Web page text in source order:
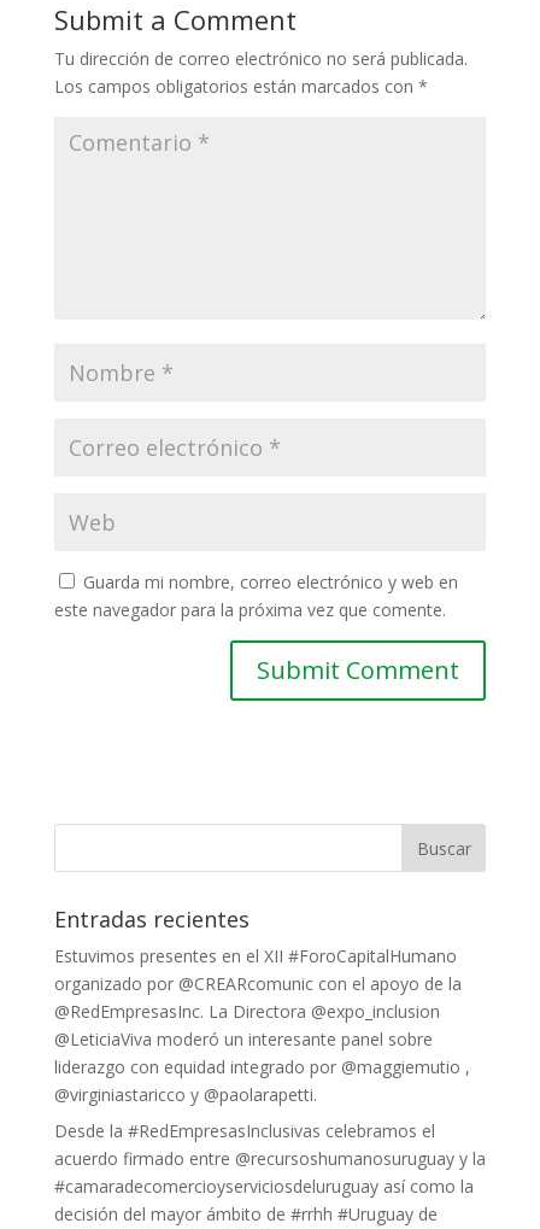
Submit a Comment
Tu dirección de correo electrónico no será publicada.
Los campos obligatorios están marcados con *
Guarda mi nombre, correo electrónico y web en
este navegador para la próxima vez que comente.
Entradas recientes
Estuvimos presentes en el XII #ForoCapitalHumano
organizado por @CREARcomunic con el apoyo de la
@RedEmpresasInc. La Directora @expo_inclusion
@LeticiaViva moderó un interesante panel sobre
liderazgo con equidad integrado por @maggiemutio ,
@virginiastaricco y @paolarapetti.
Desde la #RedEmpresasInclusivas celebramos el
acuerdo firmado entre @recursoshumanosuruguay y la
#camaradecomercioyserviciosdeluruguay así como la
decisión del mayor ámbito de #rrhh #Uruguay de